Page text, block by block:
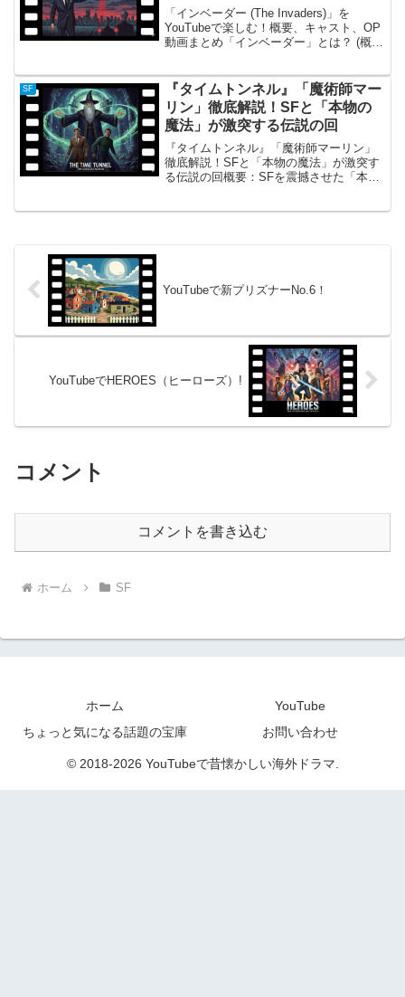
「インベーダー (The Invaders)」を
YouTubeで楽しむ！概要、キャスト、OP
動画まとめ「インベーダー」とは？ (概
てアメリカABCで放...
SF
『タイムトンネル』「魔術師マー
リン」徹底解説！SFと「本物の
魔法」が激突する伝説の回
『タイムトンネル』「魔術師マーリン」
徹底解説！SFと「本物の魔法」が激突す
る伝説の回概要：SFを震撼させた「本物
YouTubeで新プリズナーNo.6！
YouTubeでHEROES（ヒーローズ）!
コメント
コメントを書き込む
ホーム SF
ホーム
YouTube
ちょっと気になる話題の宝庫
お問い合わせ
© 2018-2026 YouTubeで昔懐かしい海外ドラマ.